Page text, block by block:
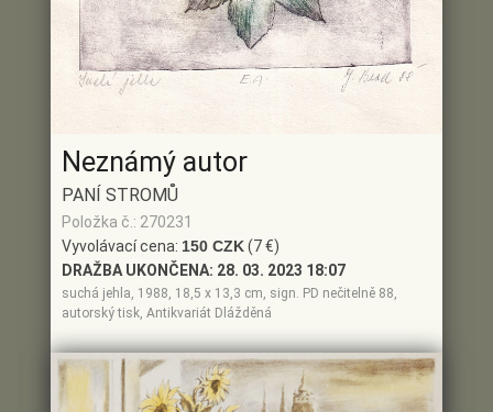
Neznámý autor
PANÍ STROMŮ
Položka č.: 270231
Vyvolávací cena: 150 CZK(7 €)
DRAŽBA UKONČENA: 28. 03. 2023 18:07
suchá jehla, 1988, 18,5 x 13,3 cm, sign. PD nečitelně 88,
autorský tisk, Antikvariát Dlážděná
Aktuální cena: 150 CZK(7 €)
Poslední dražitel:ID3**8 Historie příhozu